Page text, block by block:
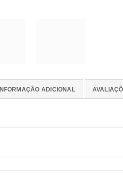
INFORMAÇÃO ADICIONAL